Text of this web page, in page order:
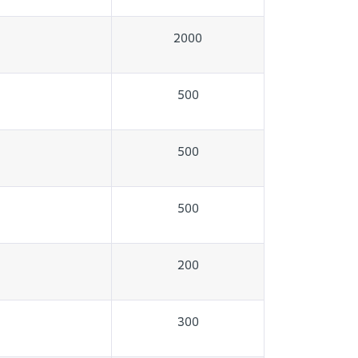
2000
500
500
500
200
300